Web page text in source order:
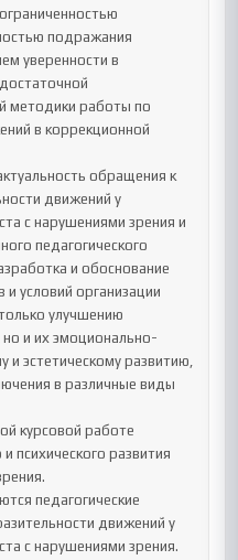
подражания
уверенности в
методики работы по
в коррекционной
обращения к
движений у
с нарушениями зрения и
педагогического
и обоснование
условий организации
улучшению
но и их эмоционально-
и эстетическому развитию,
в различные виды
курсовой работе
психического развития
педагогические
движений у
с нарушениями зрения.